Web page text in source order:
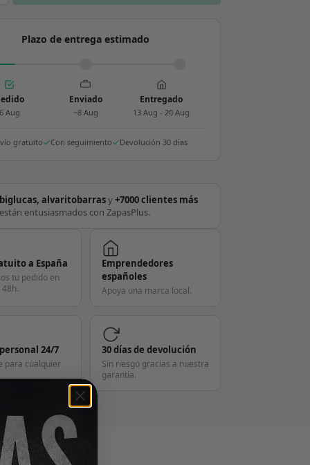
Plazo de entrega estimado
Aug
Enviado
~8 Aug
Entregado
13 Aug - 20 Aug
gratuito Con seguimiento Devolución 30 días
biglucas, alvaritobarrasy+7000 clientes más
están entusiasmados con ZapasPlus.
a España
tu pedido en
Emprendedores
españoles
Apoya una marca local.
24/7
para cualquier
30 días de devolución
Sin riesgo gracias a nuestra
garantía.